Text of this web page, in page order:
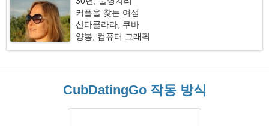
커플을 찾는 여성
산타클라라, 쿠바
양봉, 컴퓨터 그래픽
CubDatingGo 작동 방식